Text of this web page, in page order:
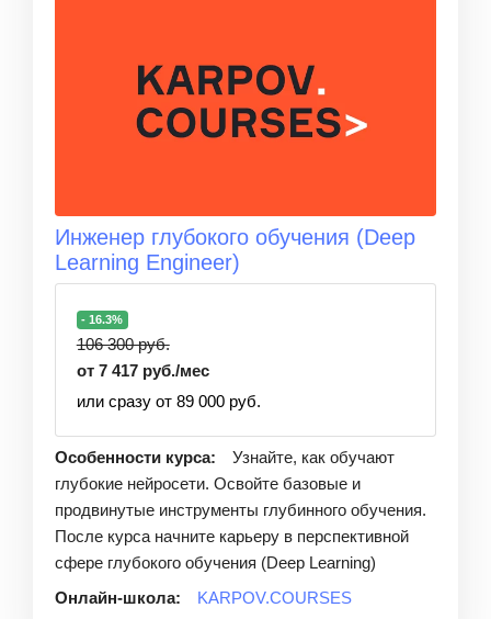
Инженер глубокого обучения (Deep
Learning Engineer)
- 16.3%
106 300 руб.
от 7 417 руб./мес
или сразу от 89 000 руб.
Особенности курса:
Узнайте, как обучают
глубокие нейросети. Освойте базовые и
продвинутые инструменты глубинного обучения.
После курса начните карьеру в перспективной
сфере глубокого обучения (Deep Learning)
Онлайн-школа:
KARPOV.COURSES